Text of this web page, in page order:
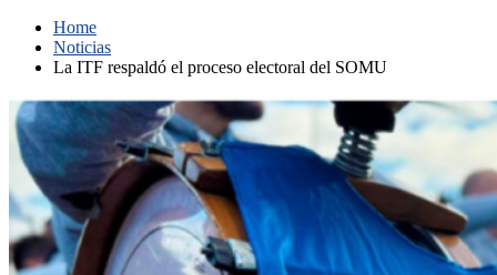
Home
Noticias
La ITF respaldó el proceso electoral del SOMU